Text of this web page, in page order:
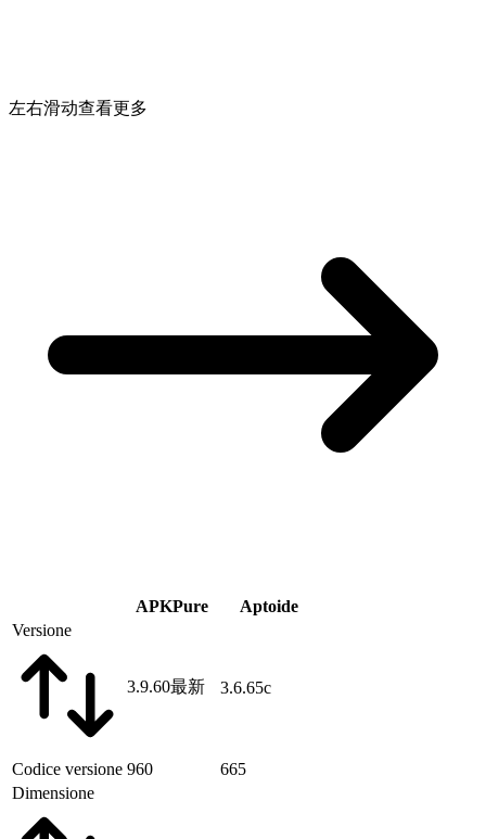
左右滑动查看更多
APKPure
Aptoide
Versione
3.9.60最新 3.6.65c
Codice versione 960
665
Dimensione